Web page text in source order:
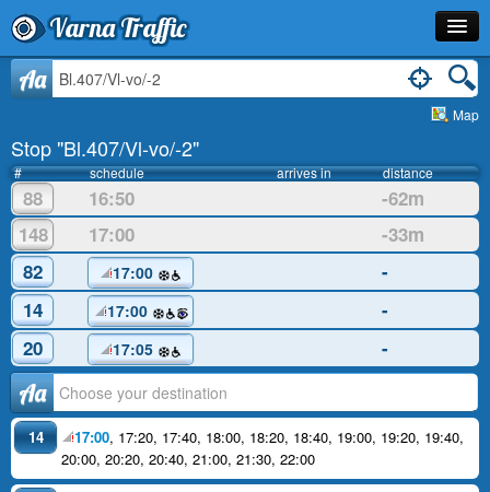
Varna Traffic
Stop
Schedule
Journey Planner
Info
Aa
Map
Stop "Bl.407/Vl-vo/-2"
# schedule arrives in distance
88 16:50
-62m
148
17:00
-33m
82
17:00
-
14
17:00
-
20
17:05 -
Аа
14 17:00, 17:20, 17:40, 18:00, 18:20, 18:40, 19:00, 19:20, 19:40,
20:00, 20:20, 20:40, 21:00, 21:30, 22:00